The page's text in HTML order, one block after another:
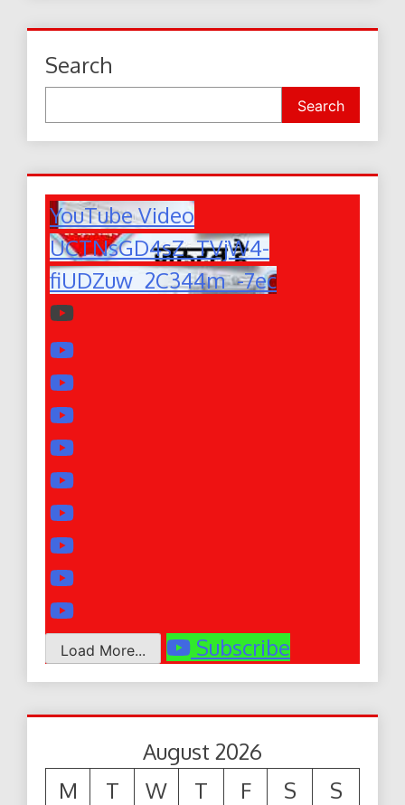
Search
Search
YouTube Video
UCTNsGD4sZ_TVjW4-
fiUDZuw_2C344m_-7ec
Load More... Subscribe
August 2026
M
T W T F S
S